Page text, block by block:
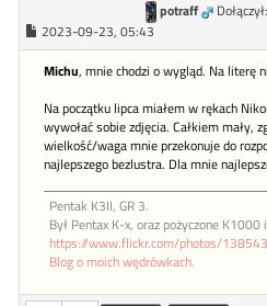
potraff
2023-09-23, 05:43
Michu, mnie chodzi o wygląd. Na literę
Na początku lipca miałem w rękach
wywołać sobie zdjęcia. Całkiem mały,
wielkość/waga mnie przekonuje do
najlepszego bezlustra. Dla mnie
Pentak K3II, GR 3.
Był Pentax K-x, oraz pożyczone K1000
https://www.flickr.com/photos/
Blog o moich wędrówkach.